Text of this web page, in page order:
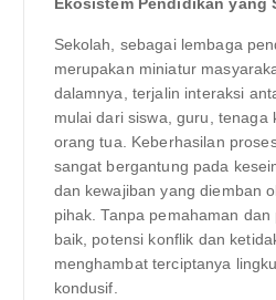
Ekosistem Pendidikan yang
Sekolah, sebagai lembaga
merupakan miniatur
dalamnya, terjalin interaksi
mulai dari siswa, guru, tenaga
orang tua. Keberhasilan
sangat bergantung pada
dan kewajiban yang diemban
pihak. Tanpa pemahaman
baik, potensi konflik dan
menghambat terciptanya
kondusif.